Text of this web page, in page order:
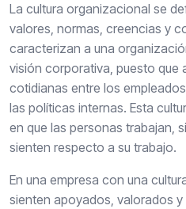
La cultura organizacional se
valores, normas, creencias y
caracterizan a una
visión corporativa, puesto que
cotidianas entre los
las políticas internas. Esta
en que las personas trabajan,
sienten respecto a su trabajo.
En una empresa con una
sienten apoyados, valorados